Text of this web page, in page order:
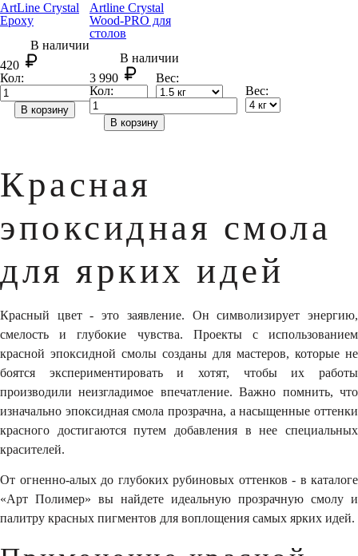
ArtLine Crystal
Epoxy
В наличии
420
Кол:
Вес:
В корзину
Artline Crystal
Wood-PRO для
столов
В наличии
3 990
Кол:
Вес:
В корзину
Красная
эпоксидная смола
для ярких идей
Красный цвет - это заявление. Он символизирует энергию,
смелость и глубокие чувства. Проекты с использованием
красной эпоксидной смолы созданы для мастеров, которые не
боятся экспериментировать и хотят, чтобы их работы
производили неизгладимое впечатление. Важно помнить, что
изначально эпоксидная смола прозрачна, а насыщенные оттенки
красного достигаются путем добавления в нее специальных
красителей.
От огненно-алых до глубоких рубиновых оттенков - в каталоге
«Арт Полимер» вы найдете идеальную прозрачную смолу и
палитру красных пигментов для воплощения самых ярких идей.